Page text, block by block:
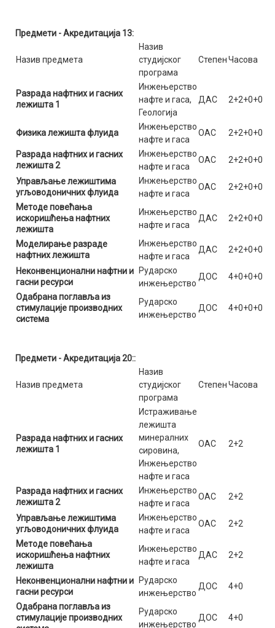
Предмети - Акредитација 13:
Назив предмета
Назив
студијског
програма
СтепенЧасова
Разрада нафтних и гасних
лежишта 1
Инжењерство
нафте и гаса,
Геологија
ДАС 2+2+0+0
Физика лежишта флуида
Инжењерство
нафте и гаса
ОАС 2+2+0+0
Разрада нафтних и гасних
лежишта 2
Инжењерство
нафте и гаса
ОАС 2+2+0+0
Управљање лежиштима
угљоводоничних флуида
Инжењерство
нафте и гаса
ОАС 2+2+0+0
Методе повећања
искоришћења нафтних
лежишта
Инжењерство
нафте и гаса
ДАС 2+2+0+0
Моделирање разраде
нафтних лежишта
Инжењерство
нафте и гаса
ДАС 2+2+0+0
Неконвенционални нафтни и
гасни ресурси
Рударско
инжењерство
ДОС 4+0+0+0
Одабрана поглавља из
стимулације производних
система
Рударско
инжењерство
ДОС 4+0+0+0
Предмети - Акредитација 20::
Назив предмета
Назив
студијског
програма
СтепенЧасова
Разрада нафтних и гасних
лежишта 1
Истраживање
лежишта
минералних
сировина,
Инжењерство
нафте и гаса
ОАС 2+2
Разрада нафтних и гасних
лежишта 2
Инжењерство
нафте и гаса
ОАС 2+2
Управљање лежиштима
угљоводоничних флуида
Инжењерство
нафте и гаса
ОАС 2+2
Методе повећања
искоришћења нафтних
лежишта
Инжењерство
нафте и гаса
ДАС 2+2
Неконвенционални нафтни и
гасни ресурси
Рударско
инжењерство
ДОС 4+0
Одабрана поглавља из
стимулације производних
Рударско
инжењерство
ДОС 4+0